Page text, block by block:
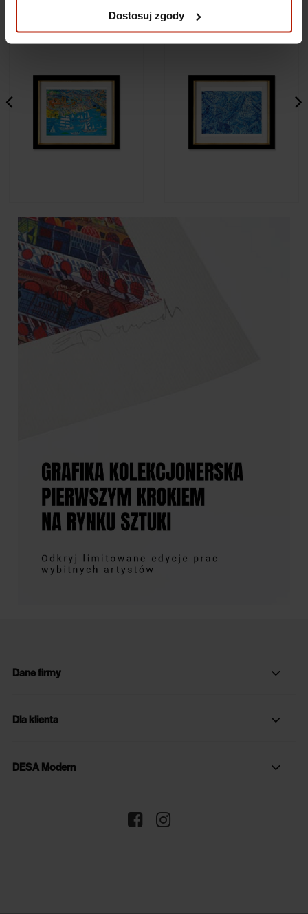
Dostosuj zgody
Edward Dwurnik - Płock
4 990,00 zł
Dane firmy
Dla klienta
DESA Modern